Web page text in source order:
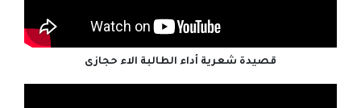
قصيدة شعرية أداء الطالبة الاء حجازى